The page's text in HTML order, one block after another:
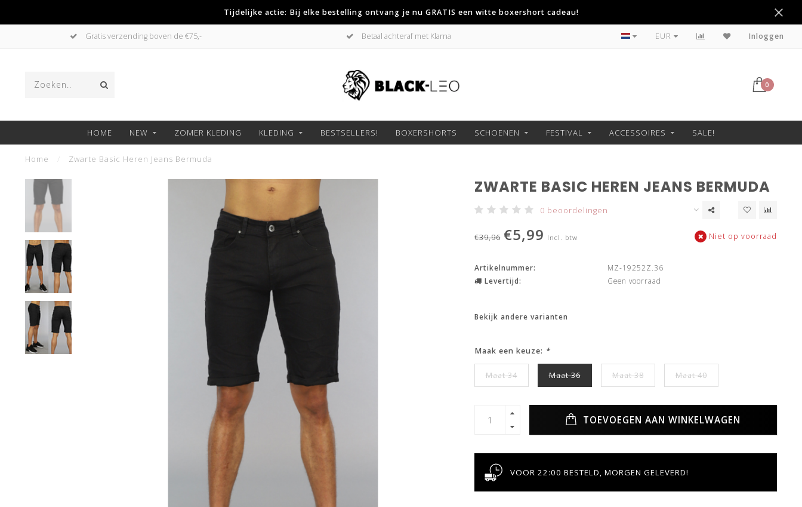
Tijdelijke actie: Bij elke bestelling ontvang je nu GRATIS een witte boxershort cadeau!
Gratis verzending boven de €75,- Betaal achteraf met Klarna Niet goed geld terug
EUR Inloggen
0
HOME NEW ZOMER KLEDING KLEDING BESTSELLERS! BOXERSHORTS SCHOENEN FESTIVAL ACCESSOIRES SALE!
Home Zwarte Basic Heren Jeans Bermuda
ZWARTE BASIC HEREN JEANS BERMUDA
0 beoordelingen
€39,96 €5,99 Incl. btw Niet op voorraad
Artikelnummer:
MZ-19252Z.36
Levertijd:
Geen voorraad
Bekijk andere varianten
Maak een keuze: *
Maat 34 Maat 36 Maat 38 Maat 40
TOEVOEGEN AAN WINKELWAGEN
VOOR 22:00 BESTELD, MORGEN GELEVERD!